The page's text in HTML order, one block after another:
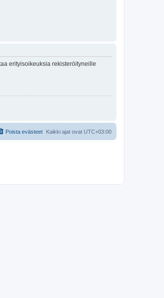
erityisoikeuksia rekisteröityneille
Kaikki ajat ovat UTC+03:00
Poista evästeet